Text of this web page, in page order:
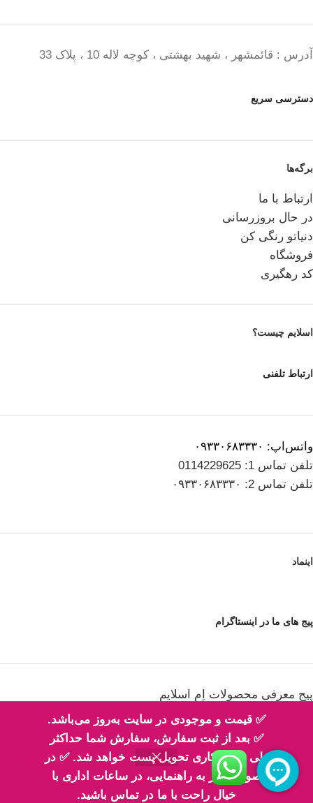
✅ قیمت و موجودی در سایت به‌روز می‌باشد.
✅ بعد از ثبت سفارش، سفارش شما حداکثر
طی 2 روز کاری تحویل پست خواهد شد. ✅ در
صورت نیاز به راهنمایی، در ساعات اداری با
خیال راحت با ما در تماس باشید.
آدرس : قائمشهر ، شهید بهشتی ، کوچه لاله 10 ، پلاک 33
دسترسی سریع
برگه‌ها
ارتباط با ما
در حال بروزرسانی
دنیاتو رنگی کن
فروشگاه
کد رهگیری
اسلایم چیست؟
ارتباط تلفنی
واتس‌اپ: ۰۹۳۳۰۶۸۳۳۳۰
تلفن تماس 1: 0114229625
تلفن تماس 2: ۰۹۳۳۰۶۸۳۳۳۰
اینماد
پیج های ما در اینستاگرام
پیج معرفی محصولات اِم اسلایم
پیج فیلم های ارسالی شما مهربونا